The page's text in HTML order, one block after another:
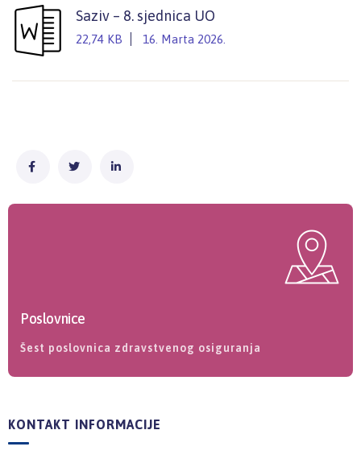
Saziv – 8. sjednica UO
22,74 KB 16. Marta 2026.
Poslovnice
Šest poslovnica zdravstvenog osiguranja
KONTAKT INFORMACIJE